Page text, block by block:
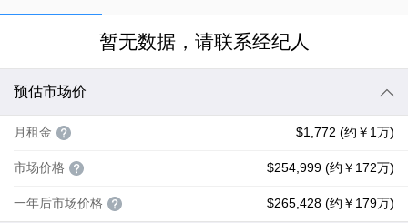
暂无数据，请联系经纪人
预估市场价
月租金 $1,772 (约￥1万)
市场价格 $254,999 (约￥172万)
一年后市场价格 $265,428 (约￥179万)